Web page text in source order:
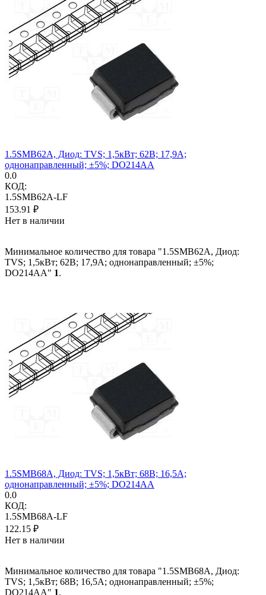
1.5SMB62A, Диод: TVS; 1,5кВт; 62В; 17,9А;
однонаправленный; ±5%; DO214AA
0.0
КОД:
1.5SMB62A-LF
153.91 ₽
Нет в наличии
Минимальное количество для товара "1.5SMB62A, Диод:
TVS; 1,5кВт; 62В; 17,9А; однонаправленный; ±5%;
DO214AA" 1.
1.5SMB68A, Диод: TVS; 1,5кВт; 68В; 16,5А;
однонаправленный; ±5%; DO214AA
0.0
КОД:
1.5SMB68A-LF
122.15 ₽
Нет в наличии
Минимальное количество для товара "1.5SMB68A, Диод:
TVS; 1,5кВт; 68В; 16,5А; однонаправленный; ±5%;
DO214AA" 1.